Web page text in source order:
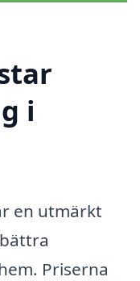
i
en utmärkt
Priserna